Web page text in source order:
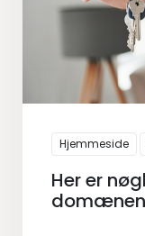
Hjemmeside
Her er